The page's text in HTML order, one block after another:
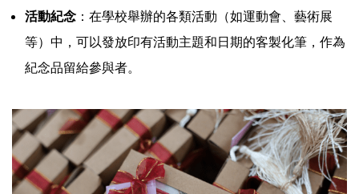
活動紀念 ：在學校舉辦的各類活動（如運動會、藝術展
等）中，可以發放印有活動主題和日期的客製化筆，作為
紀念品留給參與者。